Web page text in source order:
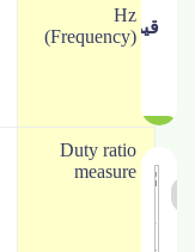
Hz
(Frequency)
Duty ratio
measure